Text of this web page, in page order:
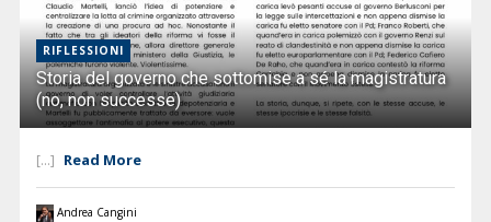
RIFLESSIONI
Storia del governo che sottomise a sé la magistratura
(no, non successe)
[...] Read More
Andrea Cangini